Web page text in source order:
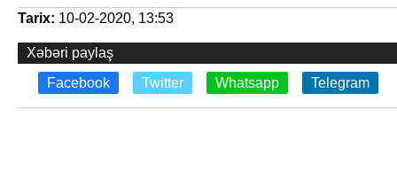
Tarix: 10-02-2020, 13:53
Xəbəri paylaş
Facebook
Twitter Whatsapp Telegram